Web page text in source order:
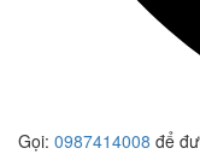
Gọi: 0987414008 để